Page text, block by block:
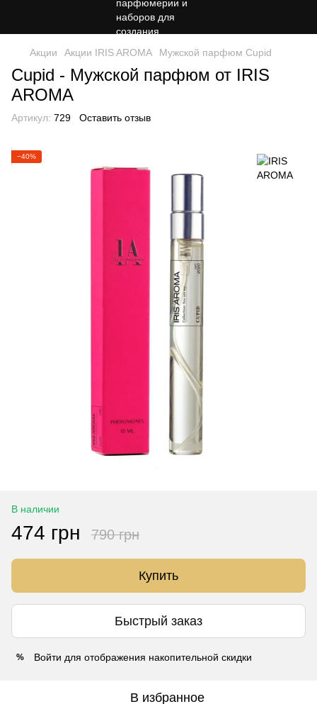
Акции Акции IRIS AROMA Мужской парфюм Cupid
Cupid - Мужской парфюм от IRIS
AROMA
Артикул: 729 Оставить отзыв
−40%
В наличии
474 грн 790 грн
Купить
Быстрый заказ
% Войти для отображения накопительной скидки
В избранное